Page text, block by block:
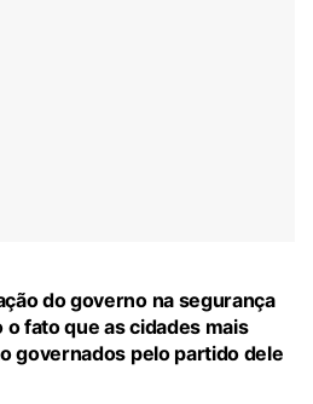
do governo na segurança
fato que as cidades mais
governados pelo partido dele